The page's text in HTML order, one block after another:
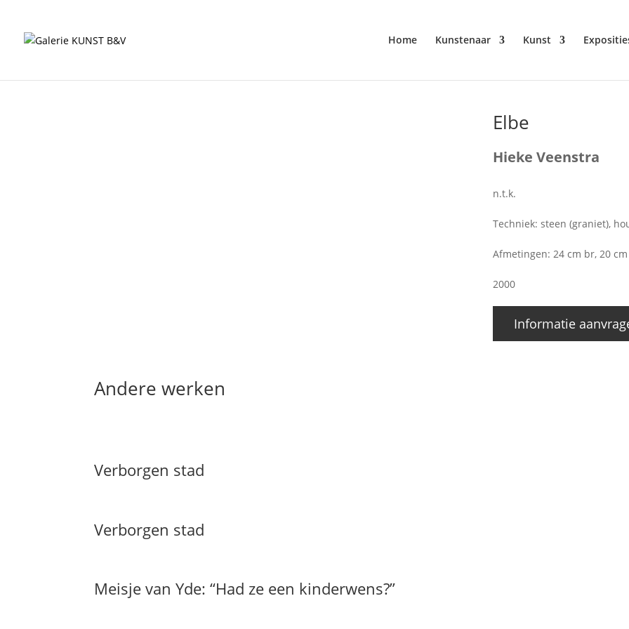
Home Kunstenaar Kunst
Elbe
Hieke Veenstra
n.t.k.
Techniek: steen (graniet),
Afmetingen: 24 cm br, 20
2000
Informatie
Andere werken
Verborgen stad
Verborgen stad
Meisje van Yde: “Had ze een kinderwens?”